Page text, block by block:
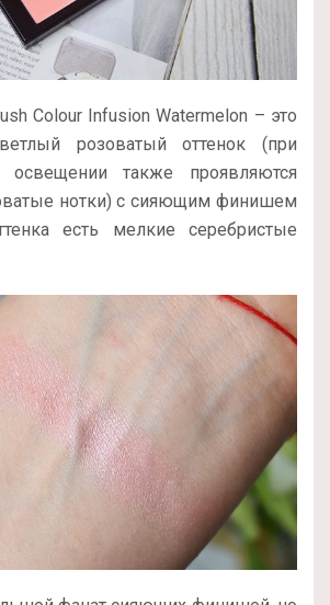
Colour Infusion Watermelon – это
розоватый оттенок (при
освещении также проявляются
нотки) с сияющим финишем
есть мелкие серебристые